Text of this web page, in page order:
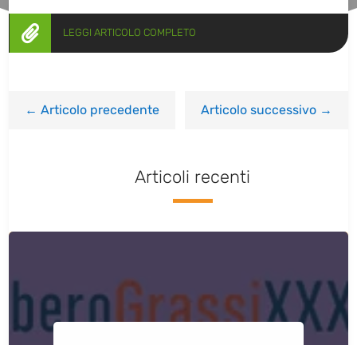
 LEGGI ARTICOLO COMPLETO
←Articolo precedente Articolo successivo→
Articoli recenti